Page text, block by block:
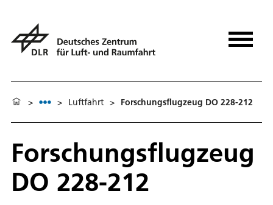
> > Luftfahrt > Forschungsflugzeug DO 228-212
Forschungsflugzeug
DO 228-212